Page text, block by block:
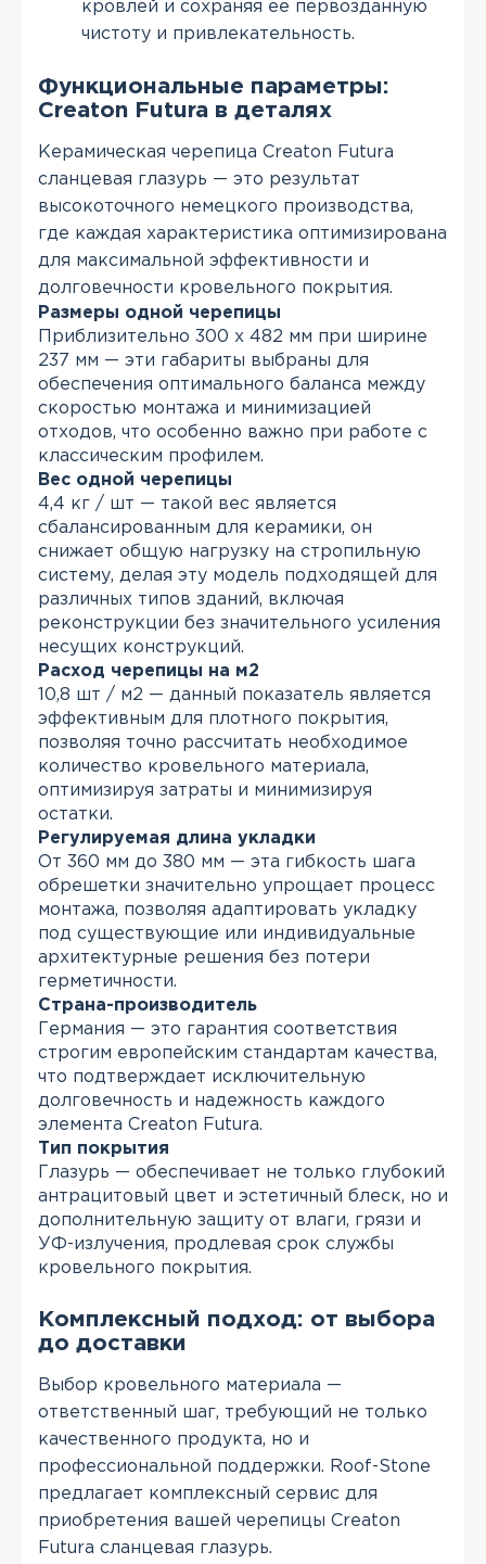
кровлей и сохраняя ее первозданную
чистоту и привлекательность.
Функциональные параметры:
Creaton Futura в деталях
Керамическая черепица Creaton Futura
сланцевая глазурь — это результат
высокоточного немецкого производства,
где каждая характеристика оптимизирована
для максимальной эффективности и
долговечности кровельного покрытия.
Размеры одной черепицы
Приблизительно 300 х 482 мм при ширине
237 мм — эти габариты выбраны для
обеспечения оптимального баланса между
скоростью монтажа и минимизацией
отходов, что особенно важно при работе с
классическим профилем.
Вес одной черепицы
4,4 кг / шт — такой вес является
сбалансированным для керамики, он
снижает общую нагрузку на стропильную
систему, делая эту модель подходящей для
различных типов зданий, включая
реконструкции без значительного усиления
несущих конструкций.
Расход черепицы на м2
10,8 шт / м2 — данный показатель является
эффективным для плотного покрытия,
позволяя точно рассчитать необходимое
количество кровельного материала,
оптимизируя затраты и минимизируя
остатки.
Регулируемая длина укладки
От 360 мм до 380 мм — эта гибкость шага
обрешетки значительно упрощает процесс
монтажа, позволяя адаптировать укладку
под существующие или индивидуальные
архитектурные решения без потери
герметичности.
Страна-производитель
Германия — это гарантия соответствия
строгим европейским стандартам качества,
что подтверждает исключительную
долговечность и надежность каждого
элемента Creaton Futura.
Тип покрытия
Глазурь — обеспечивает не только глубокий
антрацитовый цвет и эстетичный блеск, но и
дополнительную защиту от влаги, грязи и
УФ-излучения, продлевая срок службы
кровельного покрытия.
Комплексный подход: от выбора
до доставки
Выбор кровельного материала —
ответственный шаг, требующий не только
качественного продукта, но и
профессиональной поддержки. Roof-Stone
предлагает комплексный сервис для
приобретения вашей черепицы Creaton
Futura сланцевая глазурь.